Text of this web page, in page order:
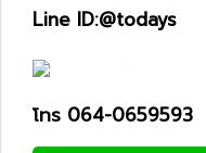
Line ID:@todays
โทร 064-0659593